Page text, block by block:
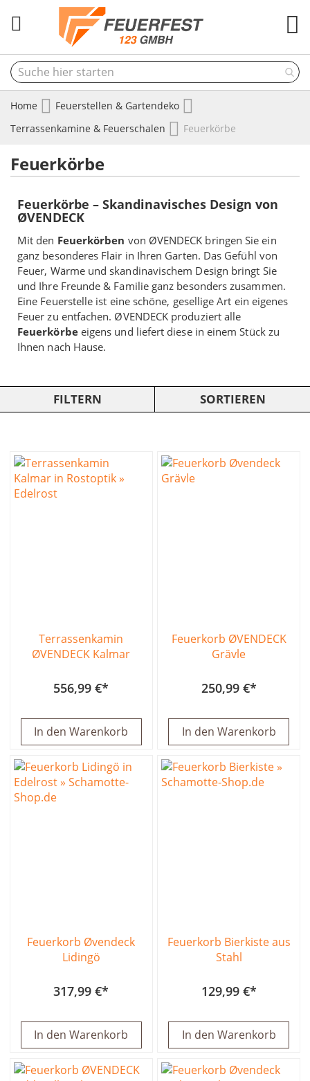
Home
Feuerstellen & Gartendeko
Terrassenkamine & Feuerschalen
Feuerkörbe
Feuerkörbe
Feuerkörbe – Skandinavisches Design von
ØVENDECK
Mit den Feuerkörben von ØVENDECK bringen Sie ein
ganz besonderes Flair in Ihren Garten. Das Gefühl von
Feuer, Wärme und skandinavischem Design bringt Sie
und Ihre Freunde & Familie ganz besonders zusammen.
Eine Feuerstelle ist eine schöne, gesellige Art ein eigenes
Feuer zu entfachen. ØVENDECK produziert alle
Feuerkörbe eigens und liefert diese in einem Stück zu
Ihnen nach Hause.
FILTERN SORTIEREN
Terrassenkamin
ØVENDECK Kalmar
556,99 €
In den Warenkorb
Feuerkorb ØVENDECK
Grävle
250,99 €
In den Warenkorb
Feuerkorb Øvendeck
Lidingö
317,99 €
In den Warenkorb
Feuerkorb Bierkiste aus
Stahl
129,99 €
In den Warenkorb